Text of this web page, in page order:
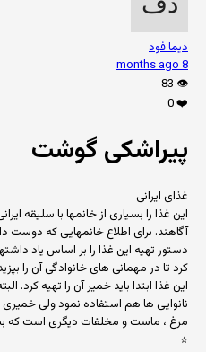
دیما فود
8 months ago
👁️
83
❤️
0
پیراشکی گوشت
غذای ایرانی
این غذا را بسیاری از خانمها با سلیقه
آگاهند. برای اطلاع خانمهایی که دوست
دستور تهیه این غذا را بر اساس یاد
کرد تا در مهمانی های خانوادگی آن را
این غذا ابتدا باید خمیر آن را تهیه کرد.
نانوایی ها هم استفاده نمود ولی
مرغ ، ماست و مخلفات دیگری است که
⭐